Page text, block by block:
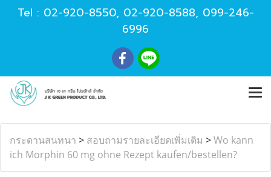
Tel : 02-920-8550, 02-920-8588, 099-246-
6996
กระดานสนทนา > สอบถามรายละเอียดเพิ่มเติม >Wo kann
ich Morphin 60 mg ohne Rezept kaufen/bestellen?